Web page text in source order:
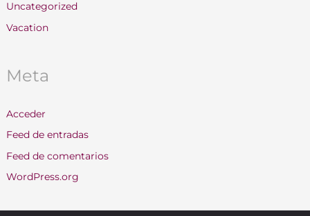
Uncategorized
Vacation
Meta
Acceder
Feed de entradas
Feed de comentarios
WordPress.org